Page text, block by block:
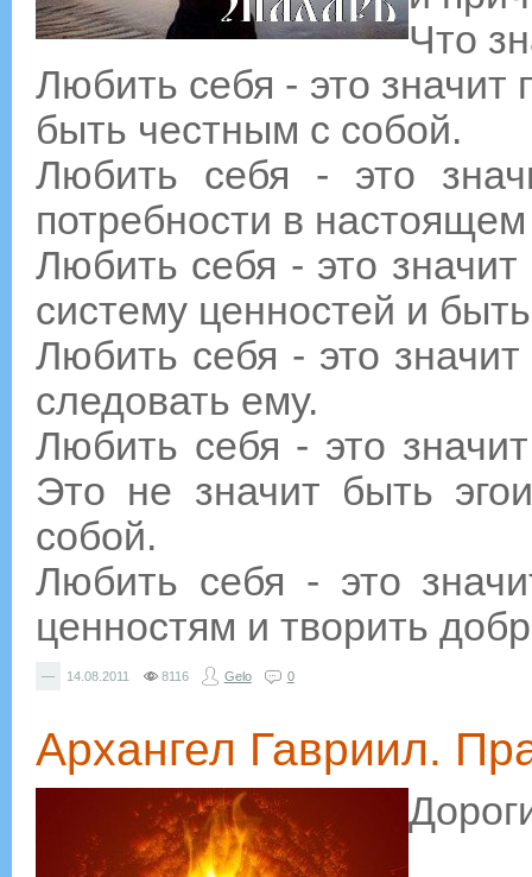
Что
Любить себя - это значит
быть честным с собой.
Любить себя - это
потребности в
Любить себя - это
систему ценностей и
Любить себя - это
следовать ему.
Любить себя - это
Это не значит быть
собой.
Любить себя - это
ценностям и творить
— 14.08.2011 8116 Gelo 0
Архангел Гавриил.